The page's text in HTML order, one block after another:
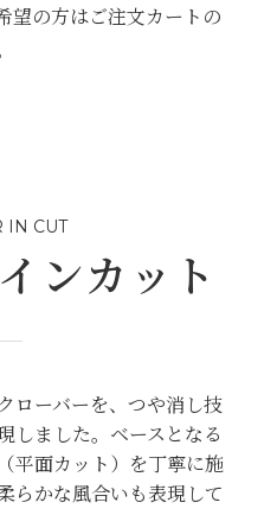
望の方はご注文カートの
IN CUT
ンカット
ローバーを、つや消し技
しました。ベースとなる
平面カット）を丁寧に施
らかな風合いも表現して